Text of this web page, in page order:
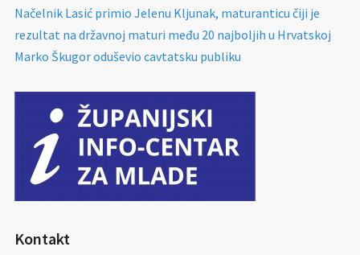
Načelnik Lasić primio Jelenu Kljunak, maturanticu čiji je
rezultat na državnoj maturi među 20 najboljih u Hrvatskoj
Marko Škugor oduševio cavtatsku publiku
Kontakt